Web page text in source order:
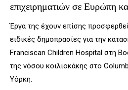
επιχειρηματιών σε Ευρώπη
Έργα της έχουν επίσης
ειδικές δημοπρασίες για την
Franciscan Children Hospital στη
της νόσου κοιλιοκάκης στο
Υόρκη.